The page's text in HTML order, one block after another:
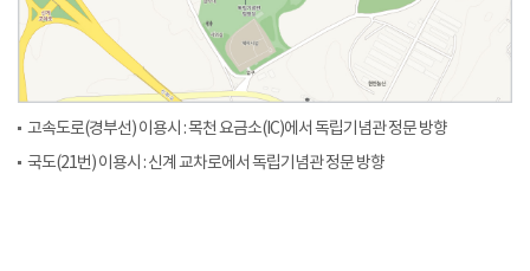
고속도로(경부선) 이용시 : 목천 요금소(IC)에서 독립기념관 정문 방향
국도(21번) 이용시 : 신계 교차로에서 독립기념관 정문 방향